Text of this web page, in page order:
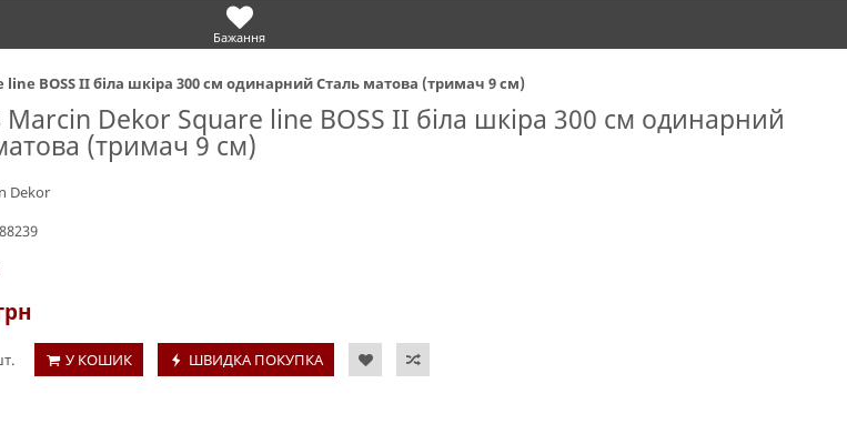
BOSS II біла шкіра 300 см одинарний Сталь матова (тримач 9 см)
Dekor Square line BOSS II біла шкіра 300 см одинарний
(тримач 9 см)
Dekor
У КОШИК ШВИДКА ПОКУПКА
Бажання